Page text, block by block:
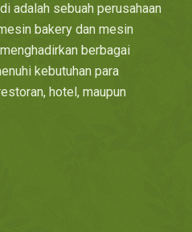
adalah sebuah perusahaan
bakery dan mesin
berbagai
kebutuhan para
hotel, maupun